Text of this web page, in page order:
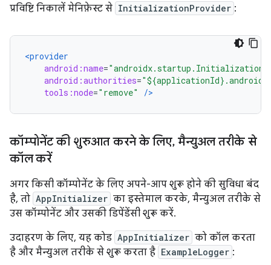
प्रविष्टि निकालें मेनिफ़ेस्ट से InitializationProvider :
<provider
android:name=
android:authorities=
tools:node="remove" />
कॉम्पोनेंट की शुरुआत करने के लिए, मैन्युअल तरीके से
कॉल करें
अगर किसी कॉम्पोनेंट के लिए अपने-आप शुरू होने की सुविधा बंद
है, तो AppInitializer का इस्तेमाल करके, मैन्युअल तरीके से
उस कॉम्पोनेंट और उसकी डिपेंडेंसी शुरू करें.
उदाहरण के लिए, यह कोड AppInitializer को कॉल करता
है और मैन्युअल तरीके से शुरू करता है ExampleLogger :